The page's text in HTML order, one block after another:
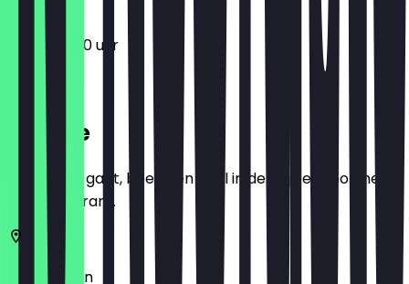
10:00 - 18:00 uur
Locatie
Voordat je gaat, boek een deal in de app en toon het in
het restaurant.
Berlijn